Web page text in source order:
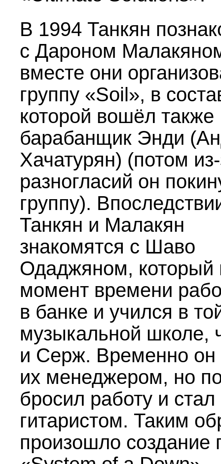
В 1994 Танкян
с Дароном
вместе они
группу «Soil», в
которой вошёл также
барабанщик Энди
Хачатурян) (потом
разногласий он
группу).
Танкян и Малакян
знакомятся с Шаво
Одаджяном, который
момент времени
в банке и учился в
музыкальной школе,
и Серж. Временно он
их менеджером, но
бросил работу и стал
гитаристом. Таким
произошло создание